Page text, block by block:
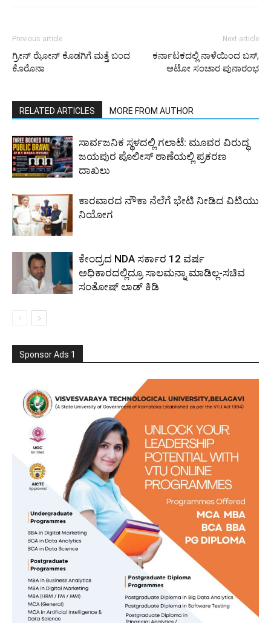
Previous article
ಗ್ರೀನ್ ಝೋನ್ ಕೊಡಗಿಗೆ ಮತ್ತೆ ಬಂದ
ಕೊರೊನಾ
Next article
ಕರ್ನಾಟಕದಲ್ಲಿ ನಾಳೆಯಿಂದ ಬಸ್,
ಆಟೋ ಸಂಚಾರ ಪುನಾರಂಭ
RELATED ARTICLES MORE FROM AUTHOR
ಸಾರ್ವಜನಿಕ ಸ್ಥಳದಲ್ಲಿ ಗಲಾಟೆ: ಮೂವರ ವಿರುದ್ಧ
ಜಯಪುರ ಪೊಲೀಸ್ ಠಾಣೆಯಲ್ಲಿ ಪ್ರಕರಣ
ದಾಖಲು
ಕಾರವಾರದ ನೌಕಾ ನೆಲೆಗೆ ಭೇಟಿ ನೀಡಿದ ವಿಟಿಯು
ನಿಯೋಗ
ಕೇಂದ್ರದ NDA ಸರ್ಕಾರ 12 ವರ್ಷ
ಅಧಿಕಾರದಲ್ಲಿದ್ರೂ ಸಾಲಮನ್ನಾ ಮಾಡಿಲ್ಲ-ಸಚಿವ
ಸಂತೋಷ್ ಲಾಡ್ ಕಿಡಿ
Sponsor Ads 1